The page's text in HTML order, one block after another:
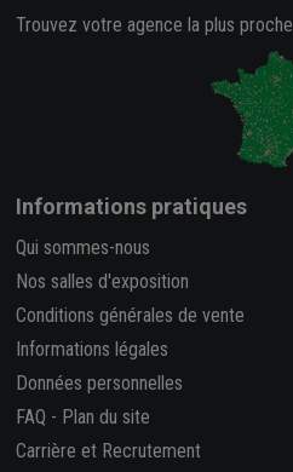
Trouvez votre agence la plus proche
Informations pratiques
Qui sommes-nous
Nos salles d'exposition
Conditions générales de vente
Informations légales
Données personnelles
FAQ - Plan du site
Carrière et Recrutement